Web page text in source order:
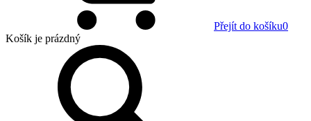
Přejít do košíku0
Košík je prázdný